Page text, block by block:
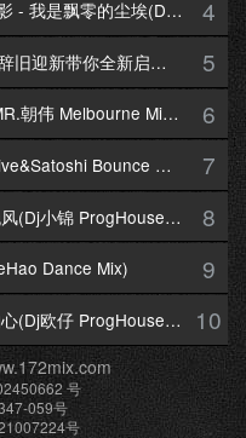
【172Mix独家】东木木&虎爷慧声慧影 - 我是飘零的尘埃(Dj十三 Melbourne Mix国语男) 4
廉江Dj锋少-国粤语FunkyHouse音乐辞旧迎新带你全新启航跨年专辑172Mix串烧 5
【172Mix独家】古惑仔 - 兴波作浪(MR.朝伟 Melbourne Mix粤语男) 6
【Dj夜猫提供】Lisa - Lalisa(Inquisitive&Satoshi Bounce Mix) 7
【172Mix独家】落日微醺 - 街角的晚风(Dj小锦 ProgHouse Mix粤语女) 8
Dance Mix) 9
【172Mix独家】林怡冰 - 原谅错爱的心(Dj欧仔 ProgHouse Mix粤语女) 10
号
059号
号